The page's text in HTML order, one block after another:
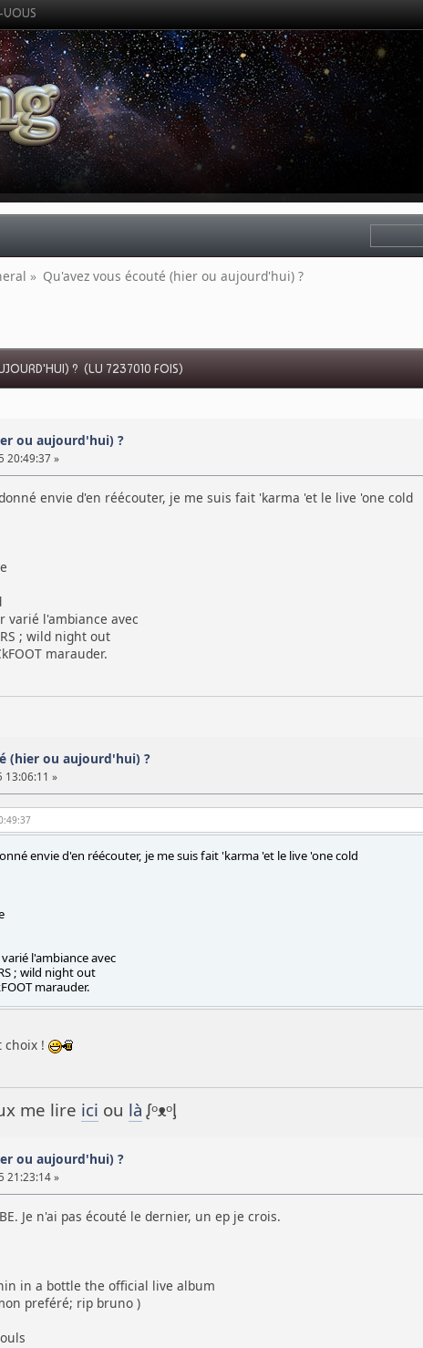
VOUS
» Qu'avez vous écouté (hier ou aujourd'hui) ?
? (LU 7237010 FOIS)
ou aujourd'hui) ?
20:49:37 »
envie d'en réécouter, je me suis fait 'karma 'et le live 'one cold
varié l'ambiance avec
; wild night out
marauder.
(hier ou aujourd'hui) ?
13:06:11 »
envie d'en réécouter, je me suis fait 'karma 'et le live 'one cold
l'ambiance avec
; wild night out
marauder.
choix !
me lire ici ou là ᶘᵒᴥᵒᶅ
ou aujourd'hui) ?
21:23:14 »
Je n'ai pas écouté le dernier, un ep je crois.
in a bottle the official live album
preféré; rip bruno )